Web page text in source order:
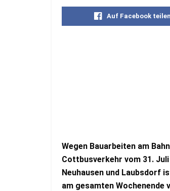
Auf Facebook teilen
Wegen Bauarbeiten am
Cottbusverkehr vom 31.
Neuhausen und Laubsdorf
am gesamten Wochenende